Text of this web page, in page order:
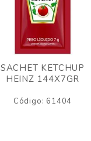
SACHET KETCHUP
HEINZ 144X7GR
Código: 61404